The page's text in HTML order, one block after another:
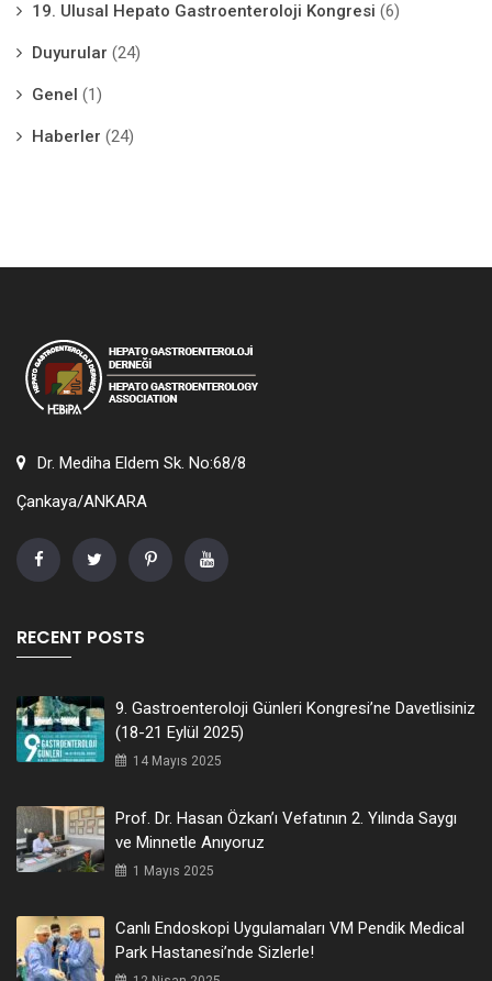
19. Ulusal Hepato Gastroenteroloji Kongresi (6)
Duyurular (24)
Genel (1)
Haberler (24)
Dr. Mediha Eldem Sk. No:68/8
Çankaya/ANKARA
RECENT POSTS
9. Gastroenteroloji Günleri Kongresi’ne Davetlisiniz
(18-21 Eylül 2025)
14 Mayıs 2025
Prof. Dr. Hasan Özkan’ı Vefatının 2. Yılında Saygı
ve Minnetle Anıyoruz
1 Mayıs 2025
Canlı Endoskopi Uygulamaları VM Pendik Medical
Park Hastanesi’nde Sizlerle!